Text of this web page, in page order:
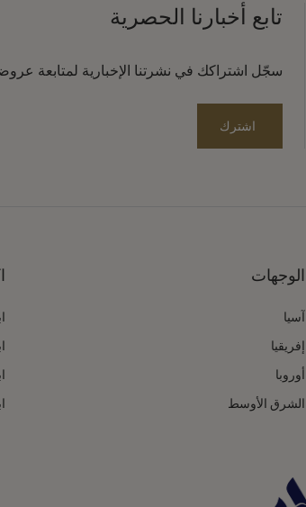
تابع أخبارنا الحصرية
سجّل اشتراكك في نشرتنا الإخبارية لمتابعة
اشترك
الوجهات
آسيا
إفريقيا
أوروبا
الشرق الأوسط